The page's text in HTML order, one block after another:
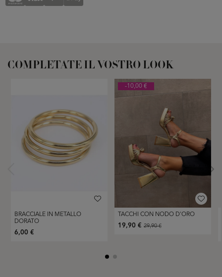
COMPLETATE IL VOSTRO LOOK
BRACCIALE IN METALLO
DORATO
6,00 €
-10,00 €
TACCHI CON NODO D'ORO
19,90 € 29,90 €